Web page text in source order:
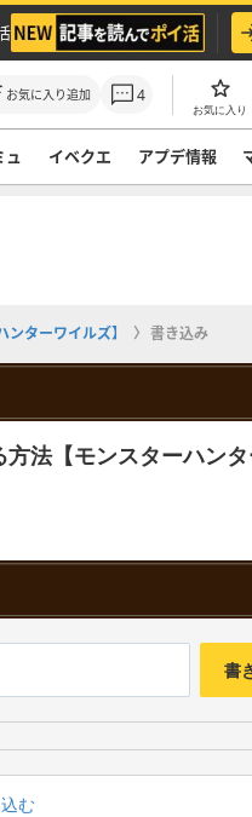
お気に入り追加 4
お気に入り
ュ イベクエ アプデ情報
ターワイルズ】 書き込み
法【モンスターハン
書
む